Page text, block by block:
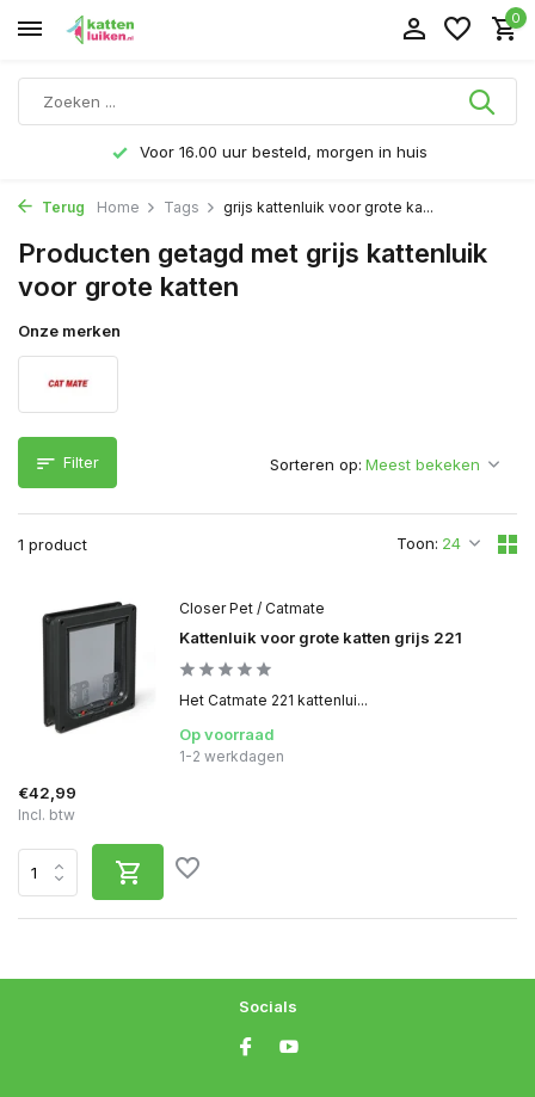
0
Voor 16.00 uur besteld, morgen in huis
Terug Home Tags grijs kattenluik voor grote ka...
Producten getagd met grijs kattenluik
voor grote katten
Onze merken
Filter
1 product Toon:
Sorteren op:
Closer Pet / Catmate
Kattenluik voor grote katten grijs 221
Het Catmate 221 kattenlui...
Op voorraad
1-2 werkdagen
€42,99
Incl. btw
Socials